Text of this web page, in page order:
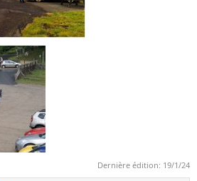
Dernière édition: 19/1/24